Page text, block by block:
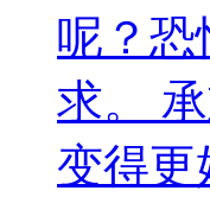
呢？恐
求。
变得更